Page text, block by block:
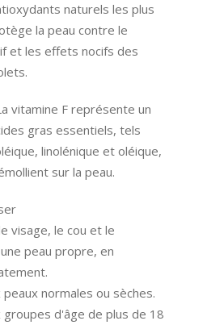
naturels les plus
la peau contre le
et les effets nocifs des
vitamine F représente un
gras essentiels, tels
linolénique et oléique,
sur la peau.
visage, le cou et le
peau propre, en
normales ou sèches.
groupes d'âge de plus de 18